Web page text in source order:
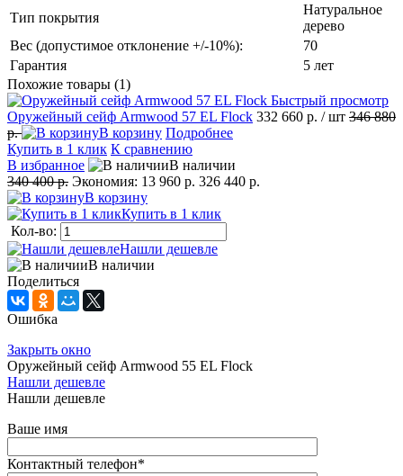
Тип покрытия
Натуральное
дерево
Вес (допустимое отклонение +/-10%):
70
Гарантия
5 лет
Похожие товары (1)
Быстрый просмотр
Оружейный сейф Armwood 57 EL Flock 332 660 р. / шт 346 880
р.
В корзину Подробнее
Купить в 1 клик К сравнению
В избранное
В наличии
340 400 р. Экономия: 13 960 р. 326 440 р.
В корзину
Купить в 1 клик
Кол-во:
Нашли дешевле
В наличии
Поделиться
Ошибка
Закрыть окно
Оружейный сейф Armwood 55 EL Flock
Нашли дешевле
Нашли дешевле
Ваше имя
Контактный телефон*